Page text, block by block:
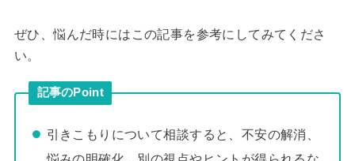
ぜひ、悩んだ時にはこの記事を参考にしてみてくださ
い。
記事のPoint
引きこもりについて相談すると、不安の解消、